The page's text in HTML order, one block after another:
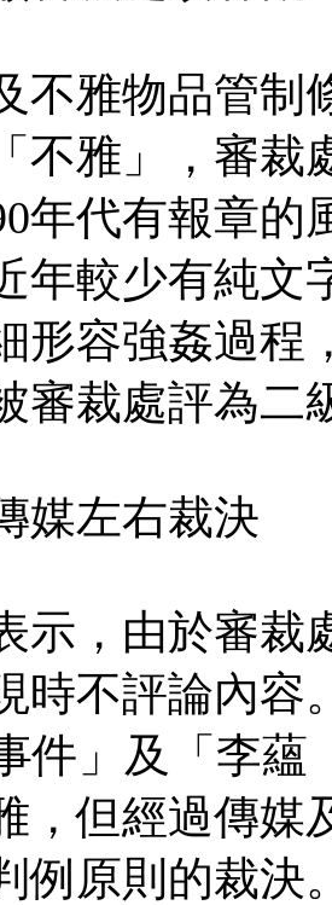
不雅物品管
不雅」，審裁
年代有報章的
年較少有純文
形容強姦過程
審裁處評為二
媒左右裁決
示，由於審裁
時不評論內容
」及「李蘊
，但經過傳媒
例原則的裁決